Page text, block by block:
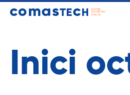
Inici